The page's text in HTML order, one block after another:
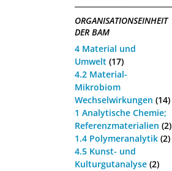
ORGANISATIONSEINHEIT
DER BAM
4 Material und
Umwelt (17)
4.2 Material-
Mikrobiom
Wechselwirkungen (14)
1 Analytische Chemie;
Referenzmaterialien (2)
1.4 Polymeranalytik (2)
4.5 Kunst- und
Kulturgutanalyse (2)